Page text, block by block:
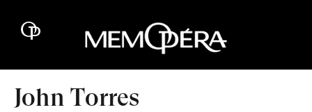
John Torres